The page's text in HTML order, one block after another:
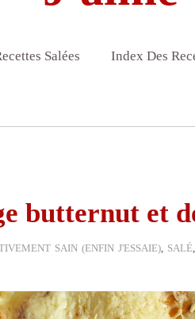
Salées Index Des
butternut et
SAIN (ENFIN J'ESSAIE), SALÉ,